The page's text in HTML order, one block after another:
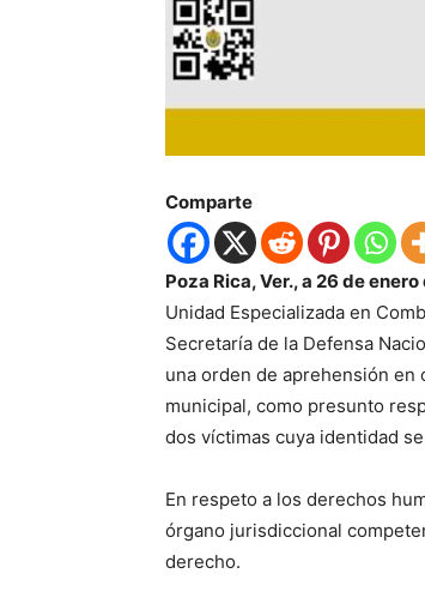
Comparte
Poza Rica, Ver., a 26 de
Unidad Especializada en
Secretaría de la Defensa
una orden de aprehensión en
municipal, como presunto
dos víctimas cuya identidad
En respeto a los derechos
órgano jurisdiccional
derecho.